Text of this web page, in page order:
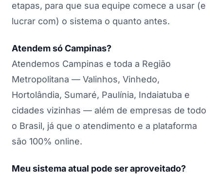
etapas, para que sua equipe comece a usar (e
lucrar com) o sistema o quanto antes.
Atendem só Campinas?
Atendemos Campinas e toda a Região
Metropolitana — Valinhos, Vinhedo,
Hortolândia, Sumaré, Paulínia, Indaiatuba e
cidades vizinhas — além de empresas de todo
o Brasil, já que o atendimento e a plataforma
são 100% online.
Meu sistema atual pode ser aproveitado?